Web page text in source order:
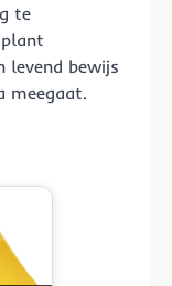
te
levend bewijs
meegaat.